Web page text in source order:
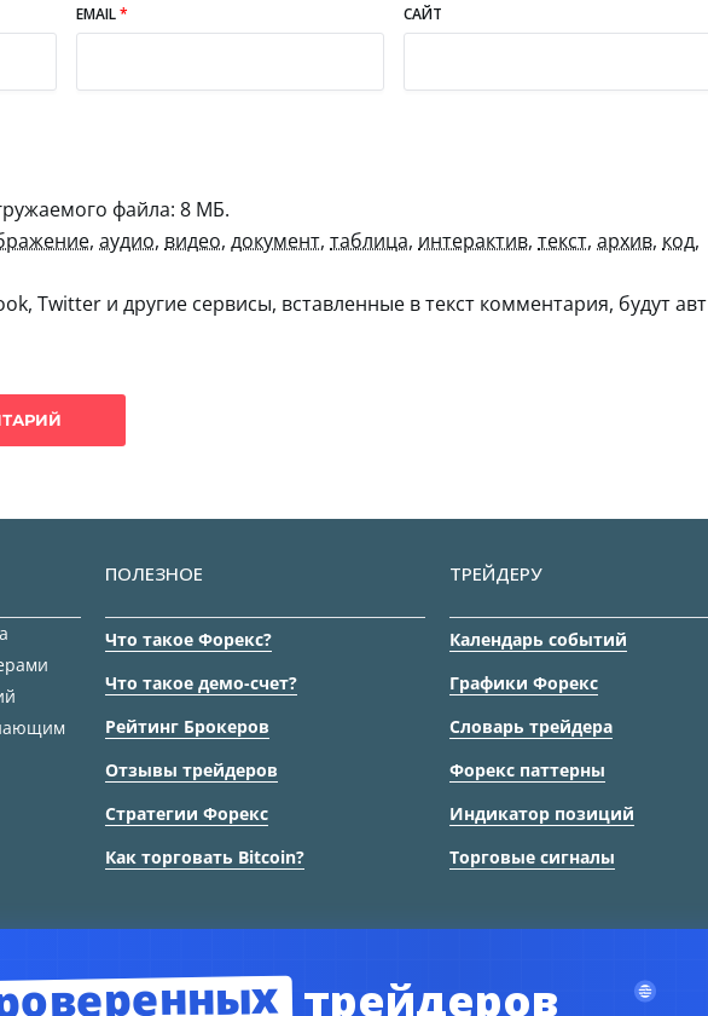
EMAIL* САЙТ
файла: 8 МБ.
, аудио, видео, документ, таблица, интерактив, текст, архив, код,
Twitter и другие сервисы, вставленные в текст комментария, будут авт
ПОЛЕЗНОЕ
Что такое Форекс?
Что такое демо-счет?
Рейтинг Брокеров
Отзывы трейдеров
Стратегии Форекс
Как торговать Bitcoin?
ТРЕЙДЕРУ
Календарь событий
Графики Форекс
Словарь трейдера
Форекс паттерны
Индикатор позиций
Торговые сигналы
трейдеров